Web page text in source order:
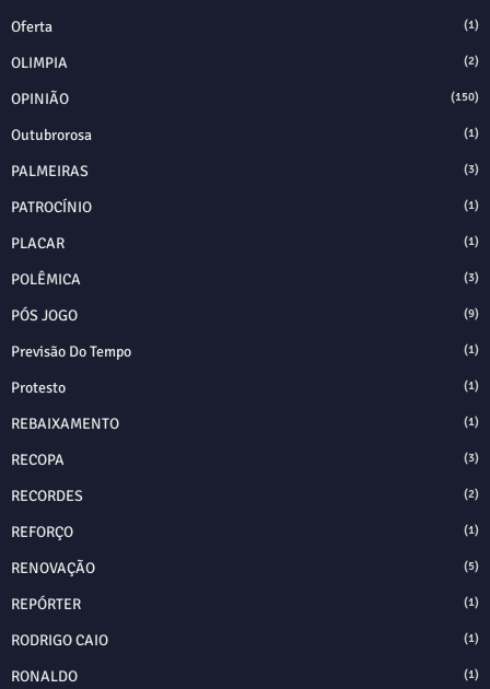
Oferta (1)
OLIMPIA (2)
OPINIÃO (150)
Outubrorosa (1)
PALMEIRAS (3)
PATROCÍNIO (1)
PLACAR (1)
POLÊMICA (3)
PÓS JOGO (9)
Previsão Do Tempo (1)
Protesto (1)
REBAIXAMENTO (1)
RECOPA (3)
RECORDES (2)
REFORÇO (1)
RENOVAÇÃO (5)
REPÓRTER (1)
RODRIGO CAIO (1)
RONALDO (1)